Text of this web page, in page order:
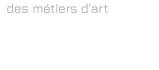
des métiers d'art